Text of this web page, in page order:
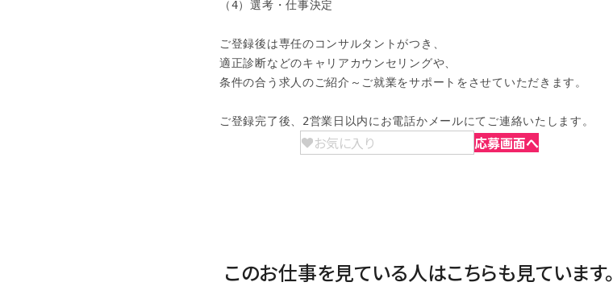
（4）選考・仕事決定
ご登録後は専任のコンサルタントがつき、
適正診断などのキャリアカウンセリングや、
条件の合う求人のご紹介～ご就業をサポートをさせていただきます。
ご登録完了後、2営業日以内にお電話かメールにてご連絡いたします。
お気に入り 応募画面へ
このお仕事を見ている人はこちらも見ています。